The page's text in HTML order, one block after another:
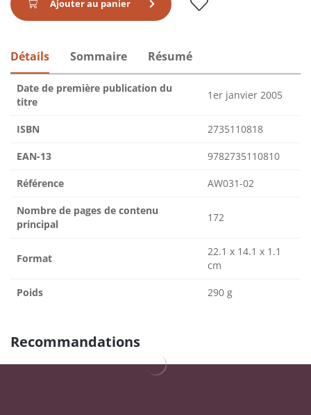
Ajouter au panier
Détails Sommaire Résumé
Date de première publication du
titre
1er janvier 2005
ISBN 2735110818
EAN-13 9782735110810
Référence AW031-02
Nombre de pages de contenu
principal
172
Format
22.1 x 14.1 x 1.1
cm
Poids 290 g
Recommandations